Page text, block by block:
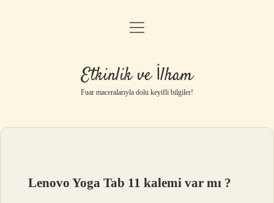
Anasayfa
Gizlilik Politikası
Yasal Uyarı
menüyü
Etkinlik ve İlham
Fuar maceralarıyla dolu keyifli bilgiler!
Lenovo Yoga Tab 11 kalemi var mı ?